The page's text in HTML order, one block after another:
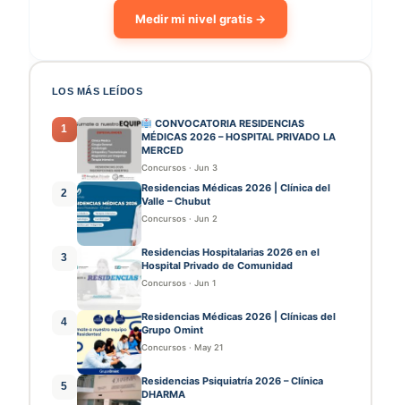
Medir mi nivel gratis →
LOS MÁS LEÍDOS
1
CONVOCATORIA RESIDENCIAS
MÉDICAS 2026 – HOSPITAL PRIVADO LA
MERCED
Concursos · Jun 3
2
Residencias Médicas 2026 | Clínica del
Valle – Chubut
Concursos · Jun 2
3
Residencias Hospitalarias 2026 en el
Hospital Privado de Comunidad
Concursos · Jun 1
4
Residencias Médicas 2026 | Clínicas del
Grupo Omint
Concursos · May 21
5
Residencias Psiquiatría 2026 – Clínica
DHARMA